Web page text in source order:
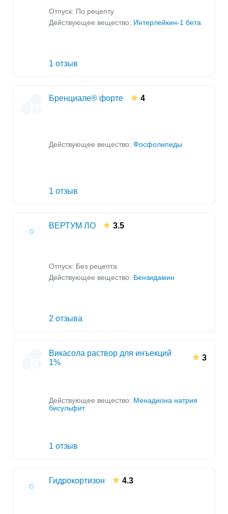
Отпуск: По рецепту
Действующее вещество: Интерлейкин-1 бета
1 отзыв
Бренциале® форте 4
Действующее вещество: Фосфолипиды
1 отзыв
ВЕРТУМ ЛО 3.5
Отпуск: Без рецепта
Действующее вещество: Бензидамин
2 отзыва
Викасола раствор для инъекций
1%
3
Действующее вещество: Менадиона натрия
бисульфит
1 отзыв
Гидрокортизон 4.3